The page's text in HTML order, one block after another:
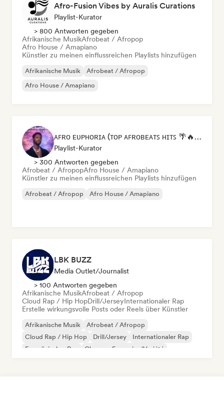
Afro-Fusion Vibes by Auralis Curations
Playlist-Kurator
> 800 Antworten gegeben
Afrikanische MusikAfrobeat / Afropop
Afro House / Amapiano
Künstler zu meinen einflussreichen Playlists hinzufügen
Afrikanische Musik
Afrobeat / Afropop
Afro House / Amapiano
ᴀꜰʀᴏ ᴇᴜᴘʜᴏʀɪᴀ (ᴛᴏᴘ ᴀꜰʀᴏʙᴇᴀᴛꜱ ʜɪᴛꜱ 🌴🔥 2026 )
Playlist-Kurator
> 300 Antworten gegeben
Afrobeat / AfropopAfro House / Amapiano
Künstler zu meinen einflussreichen Playlists hinzufügen
Afrobeat / Afropop Afro House / Amapiano
LBK BUZZ
Media Outlet/Journalist
> 100 Antworten gegeben
Afrikanische MusikAfrobeat / Afropop
Cloud Rap / Hip HopDrill/JerseyInternationaler Rap
Erstelle wirkungsvolle Posts oder Reels über Künstler
Afrikanische Musik
Afrobeat / Afropop
Cloud Rap / Hip Hop
Drill/Jersey
Internationaler Rap
Französischer Rap
Chanson Française/Variété